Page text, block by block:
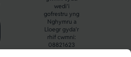
wedi’i
gofrestru yng
Nghymru a
Lloegr gyda’r
rhif cwmni:
08821623